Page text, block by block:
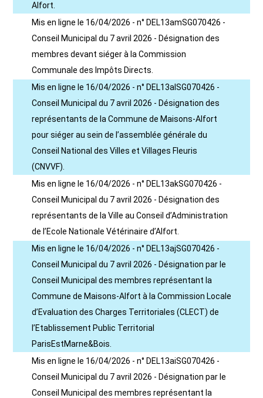
Alfort.
Mis en ligne le 16/04/2026 - n° DEL13amSG070426 -
Conseil Municipal du 7 avril 2026 - Désignation des
membres devant siéger à la Commission
Communale des Impôts Directs.
Mis en ligne le 16/04/2026 - n° DEL13alSG070426 -
Conseil Municipal du 7 avril 2026 - Désignation des
représentants de la Commune de Maisons-Alfort
pour siéger au sein de l’assemblée générale du
Conseil National des Villes et Villages Fleuris
(CNVVF).
Mis en ligne le 16/04/2026 - n° DEL13akSG070426 -
Conseil Municipal du 7 avril 2026 - Désignation des
représentants de la Ville au Conseil d’Administration
de l’Ecole Nationale Vétérinaire d’Alfort.
Mis en ligne le 16/04/2026 - n° DEL13ajSG070426 -
Conseil Municipal du 7 avril 2026 - Désignation par le
Conseil Municipal des membres représentant la
Commune de Maisons-Alfort à la Commission Locale
d’Evaluation des Charges Territoriales (CLECT) de
l’Etablissement Public Territorial
ParisEstMarne&Bois.
Mis en ligne le 16/04/2026 - n° DEL13aiSG070426 -
Conseil Municipal du 7 avril 2026 - Désignation par le
Conseil Municipal des membres représentant la